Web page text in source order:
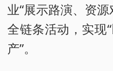
业“展示路演、资
全链条活动，实现
产”。